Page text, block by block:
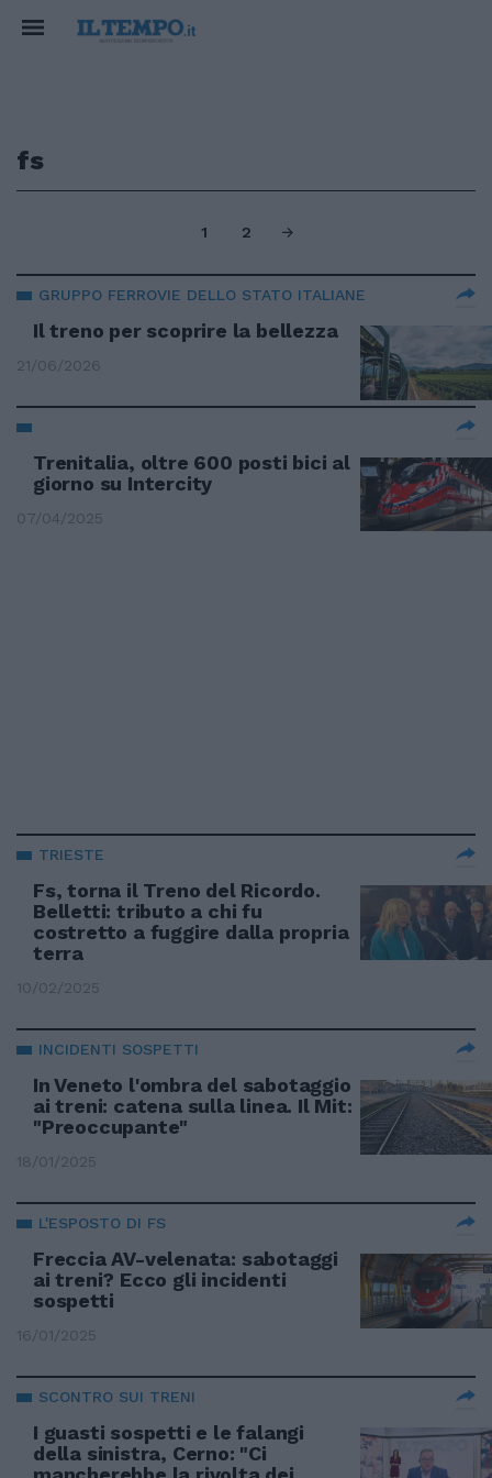
fs
1 2
GRUPPO FERROVIE DELLO STATO ITALIANE
Il treno per scoprire la bellezza
21/06/2026
Trenitalia, oltre 600 posti bici al
giorno su Intercity
07/04/2025
TRIESTE
Fs, torna il Treno del Ricordo.
Belletti: tributo a chi fu
costretto a fuggire dalla propria
terra
10/02/2025
INCIDENTI SOSPETTI
In Veneto l'ombra del sabotaggio
ai treni: catena sulla linea. Il Mit:
"Preoccupante"
18/01/2025
L'ESPOSTO DI FS
Freccia AV-velenata: sabotaggi
ai treni? Ecco gli incidenti
sospetti
16/01/2025
SCONTRO SUI TRENI
I guasti sospetti e le falangi
della sinistra, Cerno: "Ci